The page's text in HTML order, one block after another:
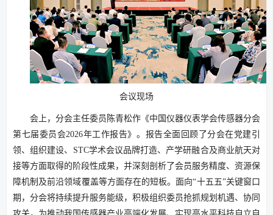
会议现场
会上，分会主任委员陈青松作《中国仪器仪表学会传感器分会
第七届委员会2026年工作报告》。报告全面回顾了分会在党建引
领、组织建设、STC学术会议品牌打造、产学研融合及商业航天对
接等方面取得的阶段性成果，并深刻剖析了会员服务精度、资源保
障机制及前沿领域覆盖等方面存在的短板。面向“十五五”关键窗口
期，分会将持续提升服务能级，积极组织委员抢抓规划机遇、协同